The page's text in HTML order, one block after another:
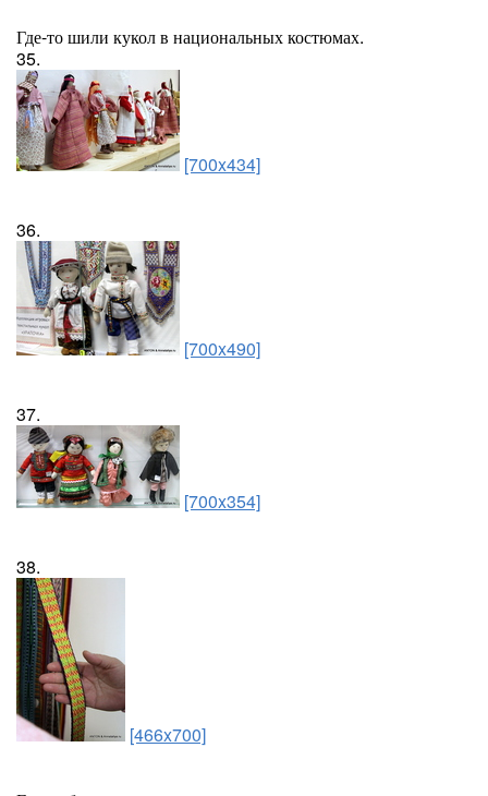
Где-то шили кукол в национальных костюмах.
35.
[700x434]
36.
[700x490]
37.
[700x354]
38.
[466x700]